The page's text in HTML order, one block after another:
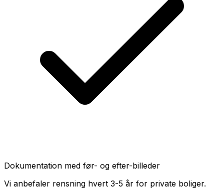
Dokumentation med før- og efter-billeder
Vi anbefaler rensning hvert 3-5 år for private boliger.